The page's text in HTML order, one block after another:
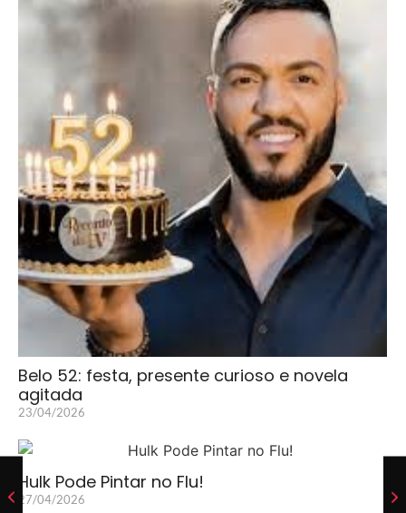
Belo 52: festa, presente curioso e novela
agitada
23/04/2026
Hulk Pode Pintar no Flu!
27/04/2026